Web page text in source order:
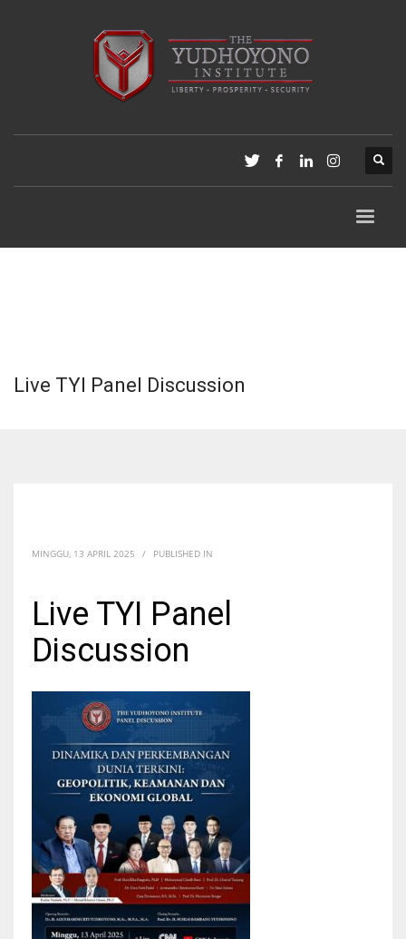
Live TYI Panel Discussion
MINGGU, 13 APRIL 2025 / PUBLISHED IN
Live TYI Panel
Discussion